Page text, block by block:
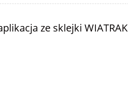
ze sklejki WIATRAK